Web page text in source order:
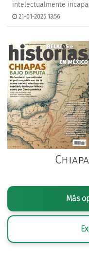
intelectualmente
21-01-2025 13:56
Más